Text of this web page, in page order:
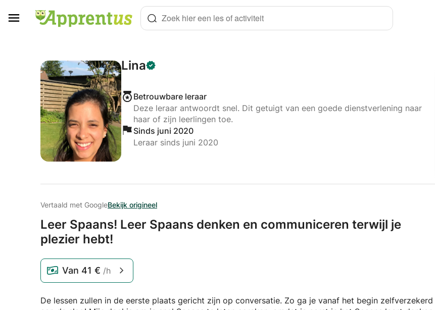
Zoek hier een les of activiteit
Lina
Betrouwbare leraar
Deze leraar antwoordt snel. Dit getuigt van een goede dienstverlening naar
haar of zijn leerlingen toe.
Sinds juni 2020
Leraar sinds juni 2020
Vertaald met GoogleBekijk origineel
Leer Spaans! Leer Spaans denken en communiceren terwijl je
plezier hebt!
Van 41 € /h
De lessen zullen in de eerste plaats gericht zijn op conversatie. Zo ga je vanaf het begin zelfverzekerd